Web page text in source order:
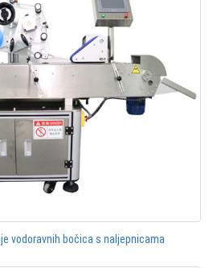
vodoravnih bočica s naljepnicama